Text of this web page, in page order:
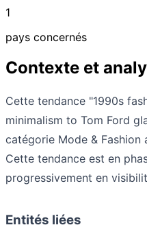
1
pays concernés
Contexte et
Cette tendance "1990s
minimalism to Tom Ford
catégorie Mode & Fashion
Cette tendance est en
progressivement en
Entités liées